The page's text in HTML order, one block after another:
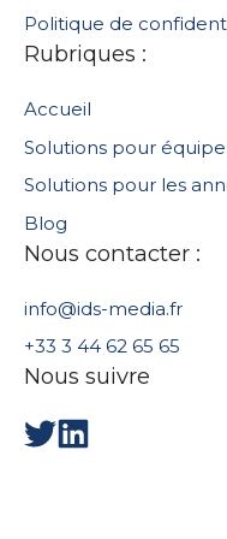
Politique de
Rubriques :
Accueil
Solutions pour
Solutions pour les
Blog
Nous contacter :
info@ids-media.fr
+33 3 44 62 65 65
Nous suivre